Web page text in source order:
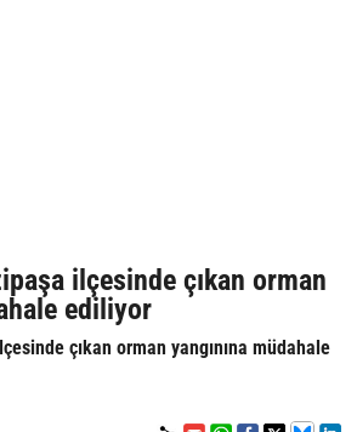
ilçesinde çıkan orman
ediliyor
çıkan orman yangınına müdahale